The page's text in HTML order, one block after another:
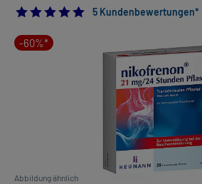
5.0
5 Kundenbewertungen*
-60%*
Abbildung ähnlich